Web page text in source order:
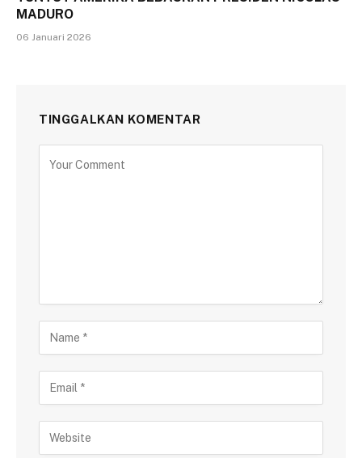
MADURO
06 Januari 2026
TINGGALKAN KOMENTAR